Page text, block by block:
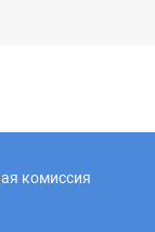
комиссия